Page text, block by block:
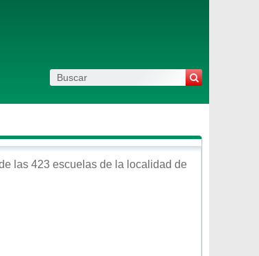
las 423 escuelas de la localidad de